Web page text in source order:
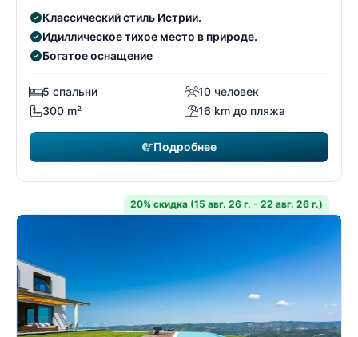
Классический стиль Истрии.
Идиллическое тихое место в природе.
Богатое оснащение
5 спальни
10 человек
300 m²
16 km до пляжа
Подробнее
20% скидка (15 авг. 26 г. - 22 авг. 26 г.)